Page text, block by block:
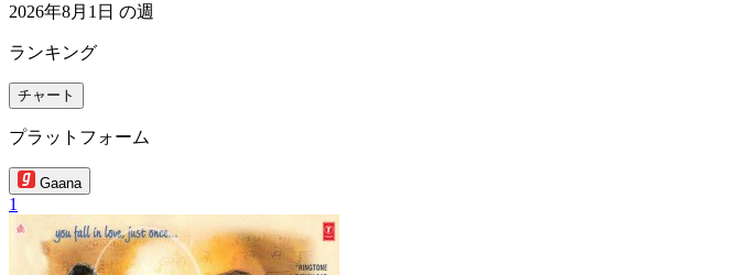
2026年8月1日 の週
ランキング
チャート
プラットフォーム
Gaana
1